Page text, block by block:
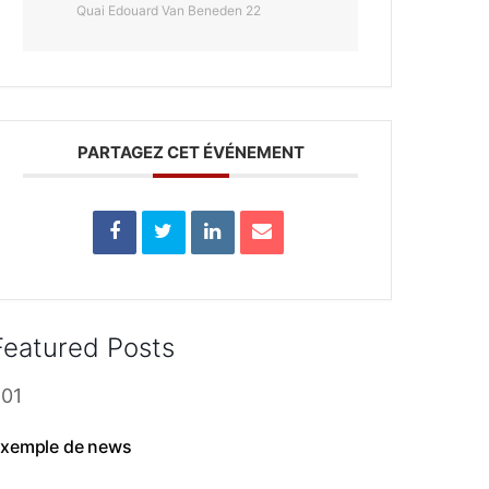
Quai Edouard Van Beneden 22
PARTAGEZ CET ÉVÉNEMENT
Posts
de news